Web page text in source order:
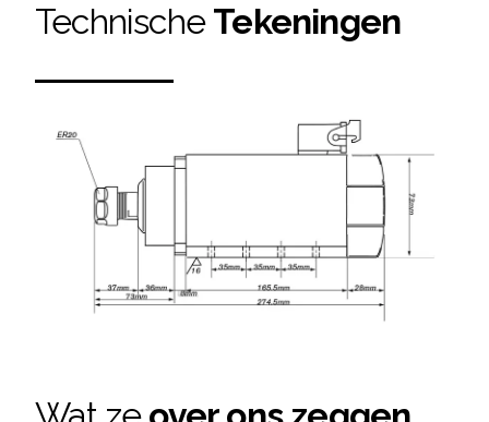
TechnischeTekeningen